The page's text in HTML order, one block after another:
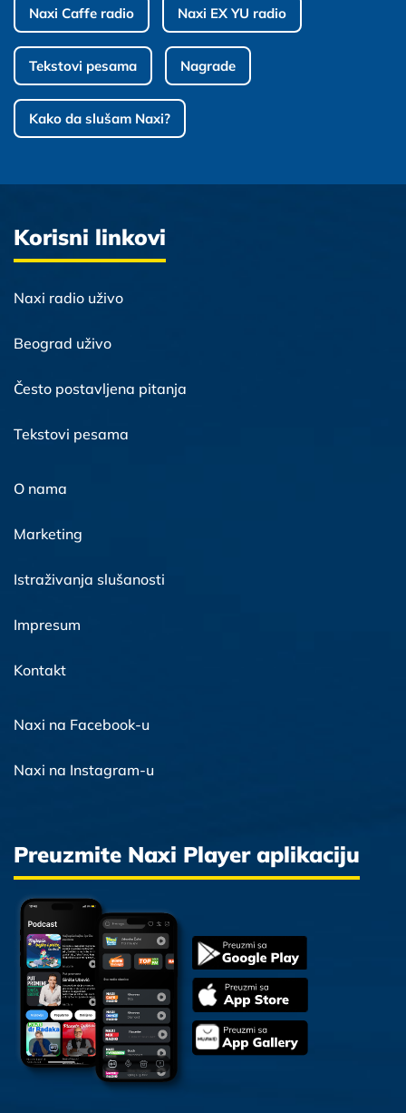
Naxi Caffe radio Naxi EX YU radio
Tekstovi pesama Nagrade
Kako da slušam Naxi?
Korisni linkovi
Naxi radio uživo
Beograd uživo
Često postavljena pitanja
Tekstovi pesama
O nama
Marketing
Istraživanja slušanosti
Impresum
Kontakt
Naxi na Facebook-u
Naxi na Instagram-u
Preuzmite Naxi Player aplikaciju